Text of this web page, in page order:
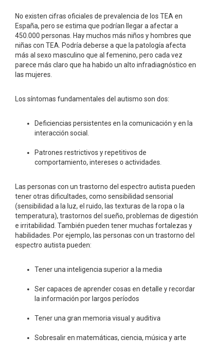
No existen cifras oficiales de prevalencia de los TEA en
España, pero se estima que podrían llegar a afectar a
450.000 personas. Hay muchos más niños y hombres que
niñas con TEA. Podría deberse a que la patología afecta
más al sexo masculino que al femenino, pero cada vez
parece más claro que ha habido un alto infradiagnóstico en
las mujeres.
Los síntomas fundamentales del autismo son dos:
Deficiencias persistentes en la comunicación y en la
interacción social.
Patrones restrictivos y repetitivos de
comportamiento, intereses o actividades.
Las personas con un trastorno del espectro autista pueden
tener otras dificultades, como sensibilidad sensorial
(sensibilidad a la luz, el ruido, las texturas de la ropa o la
temperatura), trastornos del sueño, problemas de digestión
e irritabilidad. También pueden tener muchas fortalezas y
habilidades. Por ejemplo, las personas con un trastorno del
espectro autista pueden:
Tener una inteligencia superior a la media
Ser capaces de aprender cosas en detalle y recordar
la información por largos períodos
Tener una gran memoria visual y auditiva
Sobresalir en matemáticas, ciencia, música y arte